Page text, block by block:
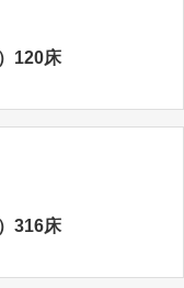
120床
316床